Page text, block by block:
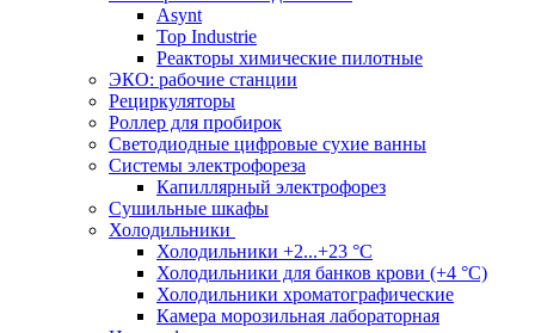
Asynt
Top Industrie
Реакторы химические пилотные
ЭКО: рабочие станции
Рециркуляторы
Роллер для пробирок
Светодиодные цифровые сухие ванны
Системы электрофореза
Капиллярный электрофорез
Сушильные шкафы
Холодильники
Холодильники +2...+23 °С
Холодильники для банков крови (+4 °С)
Холодильники хроматографические
Камера морозильная лабораторная